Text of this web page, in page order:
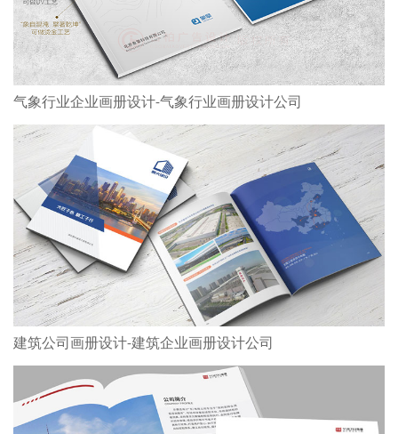
气象行业企业画册设计-气象行业画册设计公司
建筑公司画册设计-建筑企业画册设计公司